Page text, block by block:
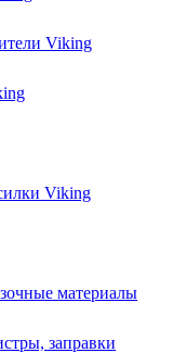
Viking
Viking
материалы
заправки